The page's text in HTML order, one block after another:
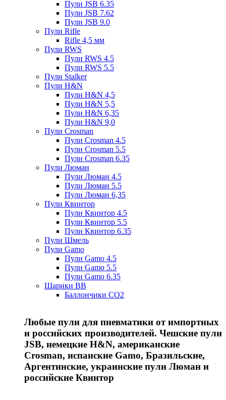
Пули JSB 6.35
Пули JSB 7.62
Пули JSB 9.0
Пули Rifle
Rifle 4,5 мм
Пули RWS
Пули RWS 4.5
Пули RWS 5.5
Пули Stalker
Пули H&N
Пули H&N 4,5
Пули H&N 5,5
Пули H&N 6,35
Пули H&N 9,0
Пули Crosman
Пули Crosman 4.5
Пули Crosman 5.5
Пули Crosman 6.35
Пули Люман
Пули Люман 4.5
Пули Люман 5.5
Пули Люман 6,35
Пули Квинтор
Пули Квинтор 4.5
Пули Квинтор 5.5
Пули Квинтор 6.35
Пули Шмель
Пули Gamo
Пули Gamo 4.5
Пули Gamo 5.5
Пули Gamo 6.35
Шарики BB
Баллончики CO2
Любые пули для пневматики от импортных
и российских производителей. Чешские пули
JSB, немецкие H&N, американские
Crosman, испанские Gamo, Бразильские,
Аргентинские, украинские пули Люман и
российские Квинтор